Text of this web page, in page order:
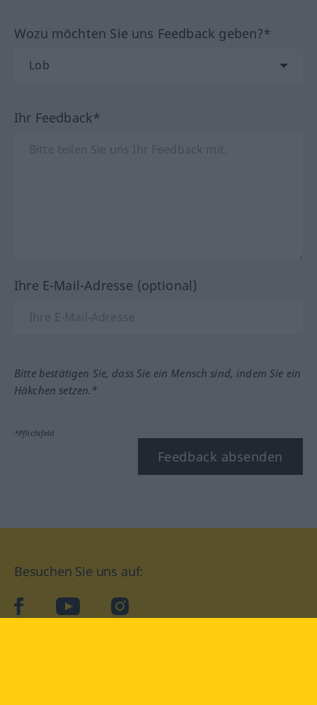
Wozu möchten Sie uns Feedback geben?*
Ihr Feedback*
Ihre E-Mail-Adresse (optional)
Bitte bestätigen Sie, dass Sie ein Mensch sind, indem Sie ein
Häkchen setzen.*
*Pflichtfeld
Feedback absenden
Besuchen Sie uns auf:
facebookYouTube Instagram